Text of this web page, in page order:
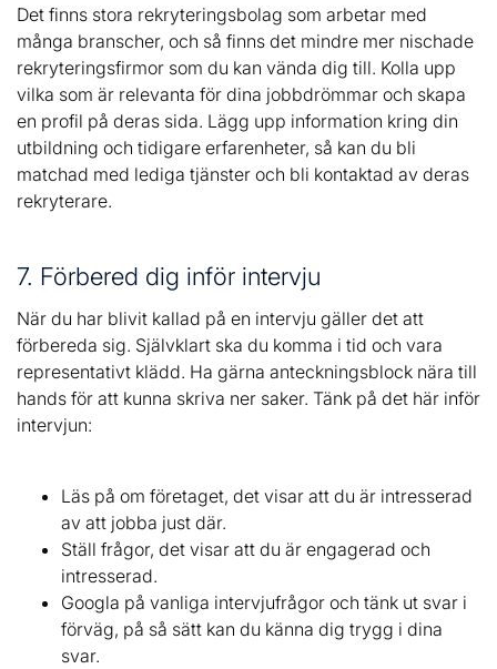
Det finns stora rekryteringsbolag som arbetar med
många branscher, och så finns det mindre mer nischade
rekryteringsfirmor som du kan vända dig till. Kolla upp
vilka som är relevanta för dina jobbdrömmar och skapa
en profil på deras sida. Lägg upp information kring din
utbildning och tidigare erfarenheter, så kan du bli
matchad med lediga tjänster och bli kontaktad av deras
rekryterare.
7. Förbered dig inför intervju
När du har blivit kallad på en intervju gäller det att
förbereda sig. Självklart ska du komma i tid och vara
representativt klädd. Ha gärna anteckningsblock nära till
hands för att kunna skriva ner saker. Tänk på det här inför
intervjun:
Läs på om företaget, det visar att du är intresserad
av att jobba just där.
Ställ frågor, det visar att du är engagerad och
intresserad.
Googla på vanliga intervjufrågor och tänk ut svar i
förväg, på så sätt kan du känna dig trygg i dina
svar.